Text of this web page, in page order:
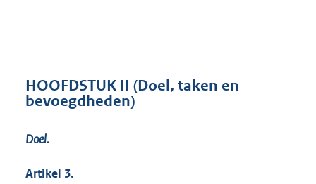
HOOFDSTUK II (Doel, taken en
bevoegdheden)
Doel.
Artikel 3.